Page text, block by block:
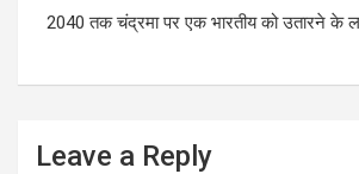
2040 तक चंद्रमा पर एक भारतीय को उतारने के
Leave a Reply